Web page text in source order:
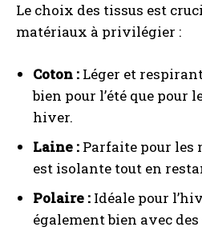
Le choix des tissus est
matériaux à privilégier :
Coton : Léger et
bien pour l’été que pour
hiver.
Laine : Parfaite pour les
est isolante tout en
Polaire : Idéale pour
également bien avec